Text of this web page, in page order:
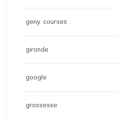
geny courses
gironde
google
grossesse